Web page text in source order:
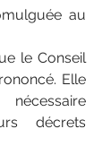
au
le Conseil
Elle
décrets